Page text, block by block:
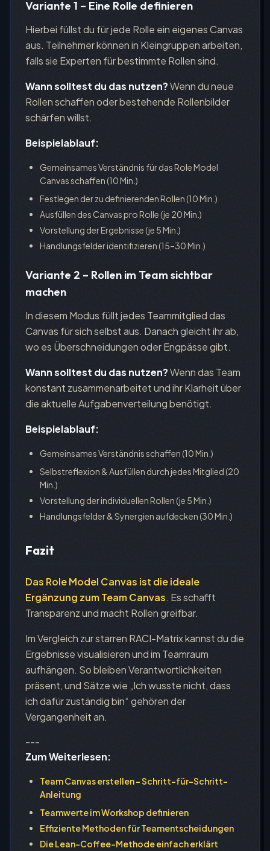
Variante 1 – Eine Rolle definieren
Hierbei füllst du für jede Rolle ein eigenes Canvas
aus. Teilnehmer können in Kleingruppen arbeiten,
falls sie Experten für bestimmte Rollen sind.
Wann solltest du das nutzen?Wenn du neue
Rollen schaffen oder bestehende Rollenbilder
schärfen willst.
Beispielablauf:
Gemeinsames Verständnis für das Role Model
Canvas schaffen (10 Min.)
Festlegen der zu definierenden Rollen (10 Min.)
Ausfüllen des Canvas pro Rolle (je 20 Min.)
Vorstellung der Ergebnisse (je 5 Min.)
Handlungsfelder identifizieren (15–30 Min.)
Variante 2 – Rollen im Team sichtbar
machen
In diesem Modus füllt jedes Teammitglied das
Canvas für sich selbst aus. Danach gleicht ihr ab,
wo es Überschneidungen oder Engpässe gibt.
Wann solltest du das nutzen?Wenn das Team
konstant zusammenarbeitet und ihr Klarheit über
die aktuelle Aufgabenverteilung benötigt.
Beispielablauf:
Gemeinsames Verständnis schaffen (10 Min.)
Selbstreflexion & Ausfüllen durch jedes Mitglied (20
Min.)
Vorstellung der individuellen Rollen (je 5 Min.)
Handlungsfelder & Synergien aufdecken (30 Min.)
Fazit
Das Role Model Canvas ist die ideale
Ergänzung zum Team Canvas. Es schafft
Transparenz und macht Rollen greifbar.
Im Vergleich zur starren RACI-Matrix kannst du die
Ergebnisse visualisieren und im Teamraum
aufhängen. So bleiben Verantwortlichkeiten
präsent, und Sätze wie „Ich wusste nicht, dass
ich dafür zuständig bin“ gehören der
Vergangenheit an.
---
Zum Weiterlesen:
Team Canvas erstellen – Schritt-für-Schritt-
Anleitung
Teamwerte im Workshop definieren
Effiziente Methoden für Teamentscheidungen
Die Lean-Coffee-Methode einfach erklärt